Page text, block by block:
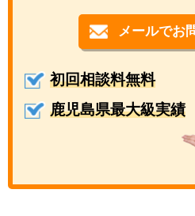
メールでお
初回相談料無料
鹿児島県最大級実績